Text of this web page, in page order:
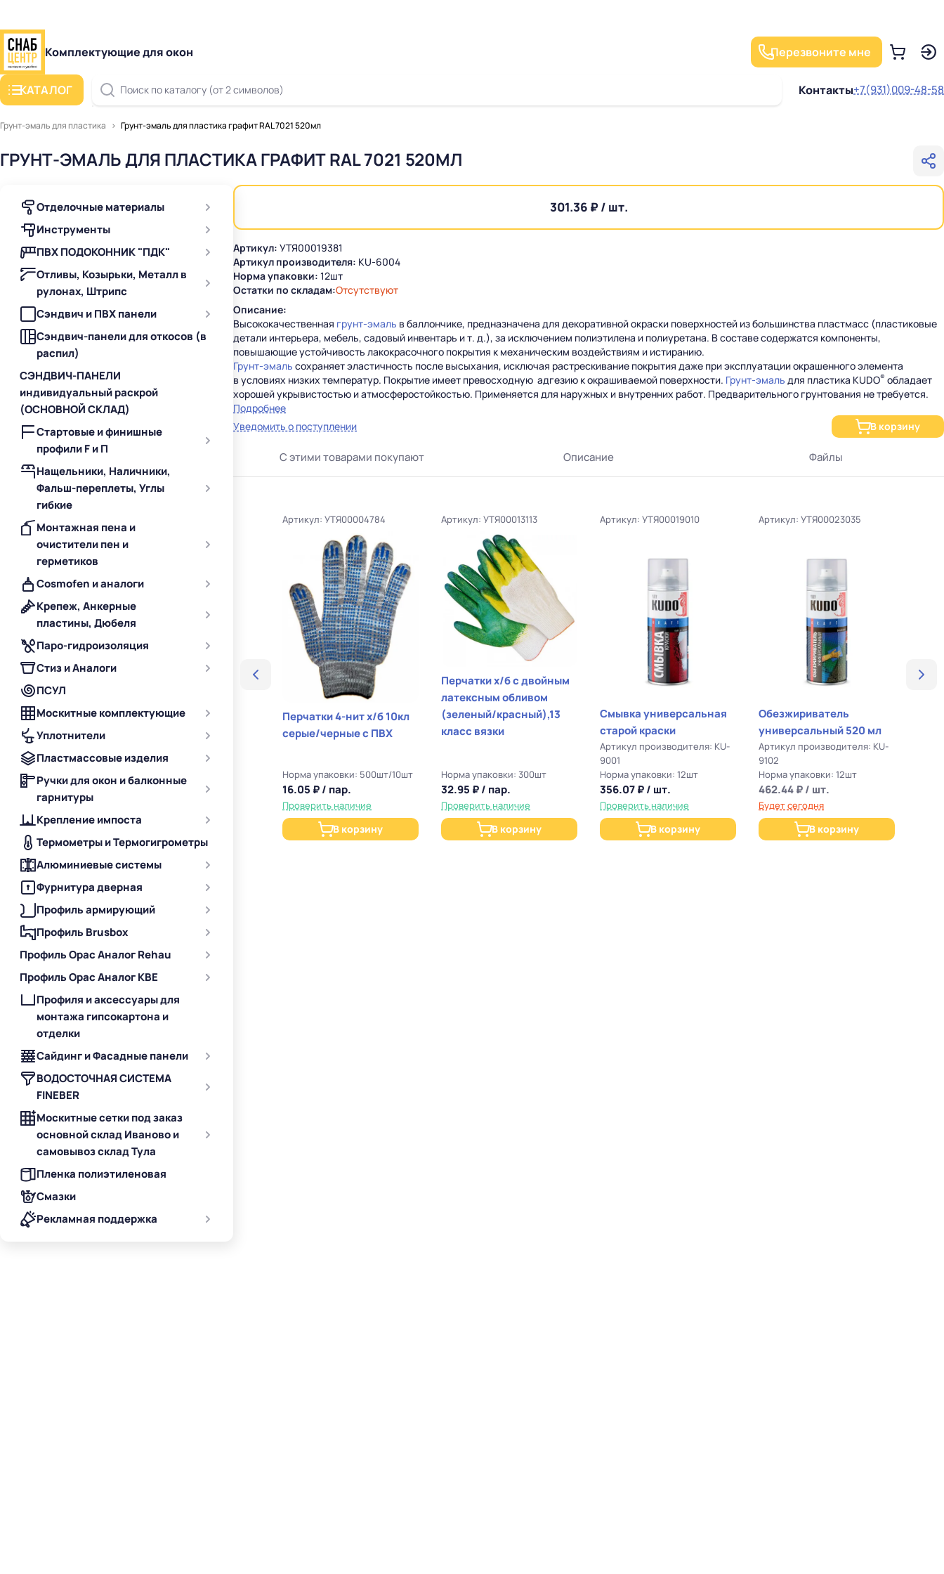
Комплектующие для окон Перезвоните мне
КАТАЛОГ Поиск по каталогу (от 2 символов) Контакты+7(931)009-48-58
Грунт-эмаль для пластика Грунт-эмаль для пластика графит RAL 7021 520мл
ГРУНТ-ЭМАЛЬ ДЛЯ ПЛАСТИКА ГРАФИТ RAL 7021 520МЛ
Отделочные материалы
Инструменты
ПВХ ПОДОКОННИК "ПДК"
Отливы, Козырьки, Металл в
рулонах, Штрипс
Сэндвич и ПВХ панели
Сэндвич-панели для откосов (в
распил)
СЭНДВИЧ-ПАНЕЛИ
индивидуальный раскрой
(ОСНОВНОЙ СКЛАД)
Стартовые и финишные
профили F и П
Нащельники, Наличники,
Фальш-переплеты, Углы
гибкие
Монтажная пена и
очистители пен и
герметиков
Cosmofen и аналоги
Крепеж, Анкерные
пластины, Дюбеля
Паро-гидроизоляция
Стиз и Аналоги
ПСУЛ
Москитные комплектующие
Уплотнители
Пластмассовые изделия
Ручки для окон и балконные
гарнитуры
Крепление импоста
Термометры и Термогигрометры
Алюминиевые системы
Фурнитура дверная
Профиль армирующий
Профиль Brusbox
Профиль Орас Аналог Rehau
Профиль Орас Аналог KBE
Профиля и аксессуары для
монтажа гипсокартона и
отделки
Сайдинг и Фасадные панели
ВОДОСТОЧНАЯ СИСТЕМА
FINEBER
Москитные сетки под заказ
основной склад Иваново и
самовывоз склад Тула
Пленка полиэтиленовая
Смазки
Рекламная поддержка
301.36 ₽ / шт.
Артикул: УТЯ00019381
Артикул производителя: KU-6004
Норма упаковки: 12шт
Остатки по складам:Отсутствуют
Описание:
Высококачественная грунт-эмаль в баллончике, предназначена для декоративной окраски поверхностей из большинства пластмасс (пластиковые
детали интерьера, мебель, садовый инвентарь и т. д.), за исключением полиэтилена и полиуретана. В составе содержатся компоненты,
повышающие устойчивость лакокрасочного покрытия к механическим воздействиям и истиранию.
Грунт-эмаль сохраняет эластичность после высыхания, исключая растрескивание покрытия даже при эксплуатации окрашенного элемента
в условиях низких температур. Покрытие имеет превосходную адгезию к окрашиваемой поверхности. Грунт-эмаль для пластика KUDO® обладает
хорошей укрывистостью и атмосферостойкостью. Применяется для наружных и внутренних работ. Предварительного грунтования не требуется.
Подробнее
Уведомить о поступлении
В корзину
С этими товарами покупают Описание Файлы
Артикул: УТЯ00004784
Перчатки 4-нит х/б 10кл
серые/черные с ПВХ
Норма упаковки: 500шт/10шт
16.05 ₽ / пар.
Проверить наличие
В корзину
Артикул: УТЯ00013113
Перчатки х/б с двойным
латексным обливом
(зеленый/красный),13
класс вязки
Норма упаковки: 300шт
32.95 ₽ / пар.
Проверить наличие
В корзину
Артикул: УТЯ00019010
Смывка универсальная
старой краски
Артикул производителя: KU-
9001
Норма упаковки: 12шт
356.07 ₽ / шт.
Проверить наличие
В корзину
Артикул: УТЯ00023035
Обезжириватель
универсальный 520 мл
Артикул производителя: KU-
9102
Норма упаковки: 12шт
462.44 ₽ / шт.
Будет сегодня
В корзину